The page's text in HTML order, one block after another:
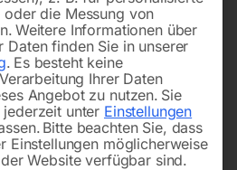
die Messung von
Weitere Informationen über
Daten finden Sie in unserer
. Es besteht keine
Ihrer Daten
Angebot zu nutzen. Sie
unter Einstellungen
Bitte beachten Sie, dass
Einstellungen möglicherweise
Website verfügbar sind.